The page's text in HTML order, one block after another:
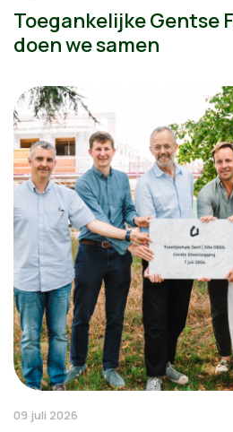
Toegankelijke Gentse
doen we samen
09 juli 2026